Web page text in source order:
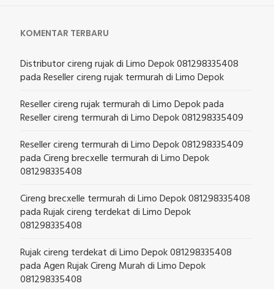
KOMENTAR TERBARU
Distributor cireng rujak di Limo Depok 081298335408
padaReseller cireng rujak termurah di Limo Depok
Reseller cireng rujak termurah di Limo Depokpada
Reseller cireng termurah di Limo Depok 081298335409
Reseller cireng termurah di Limo Depok 081298335409
padaCireng brecxelle termurah di Limo Depok
081298335408
Cireng brecxelle termurah di Limo Depok 081298335408
padaRujak cireng terdekat di Limo Depok
081298335408
Rujak cireng terdekat di Limo Depok 081298335408
padaAgen Rujak Cireng Murah di Limo Depok
081298335408